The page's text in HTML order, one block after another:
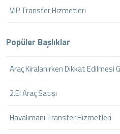
VIP Transfer Hizmetleri
Popüler Başlıklar
Araç Kiralanırken Dikkat Edilmesi
2.El Araç Satışı
Havalimanı Transfer Hizmetleri